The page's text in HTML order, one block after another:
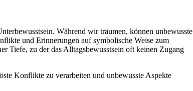
Während wir träumen, können unbewusste
und Erinnerungen auf symbolische Weise zum
Tiefe, zu der das Alltagsbewusstsein oft keinen Zugang
Konflikte zu verarbeiten und unbewusste Aspekte